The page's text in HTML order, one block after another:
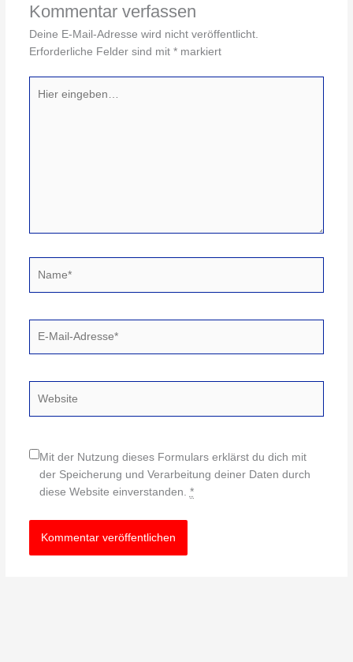
Kommentar verfassen
Deine E-Mail-Adresse wird nicht veröffentlicht.
Erforderliche Felder sind mit *markiert
eingeben…
Mit der Nutzung dieses Formulars erklärst du dich mit
der Speicherung und Verarbeitung deiner Daten durch
diese Website einverstanden. *